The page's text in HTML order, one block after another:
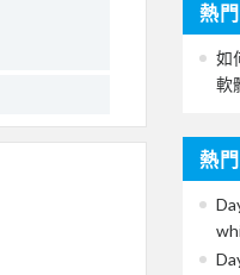
熱
如
軟
熱